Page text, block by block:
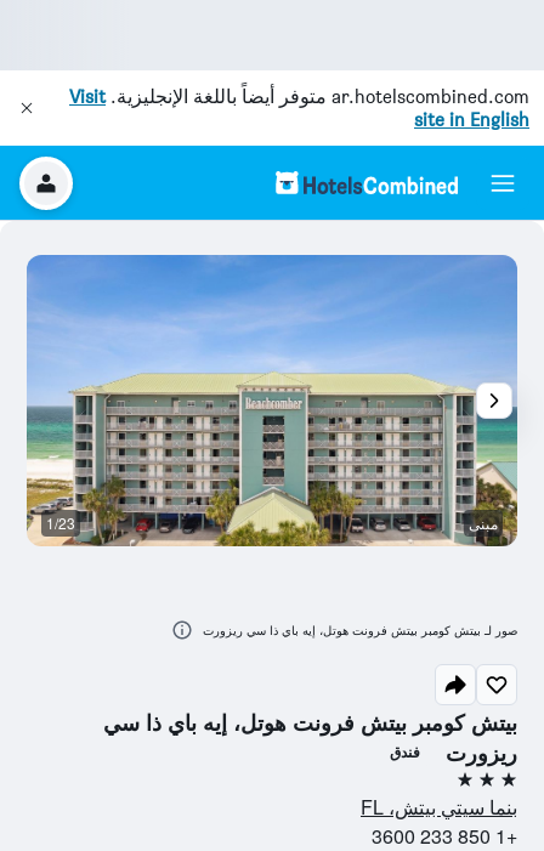
ar.hotelscombined.com متوفر أيضاً باللغة الإنجليزية.Visit
site in English
بيتش كومبر بيتش فرونت هوتل، إيه باي ذا سي
ريزورت
فندق
3 نجوم
بنما سيتي بيتش، FL
+1 850 233 3600
مبنى 1/23
صور لـ بيتش كومبر بيتش فرونت هوتل، إيه باي ذا سي ريزورت